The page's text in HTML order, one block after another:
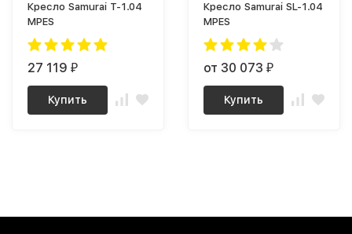
Кресло Samurai T-1.04
MPES
27 119 ₽
Купить
Кресло Samurai SL-1.04
MPES
от 30 073 ₽
Купить